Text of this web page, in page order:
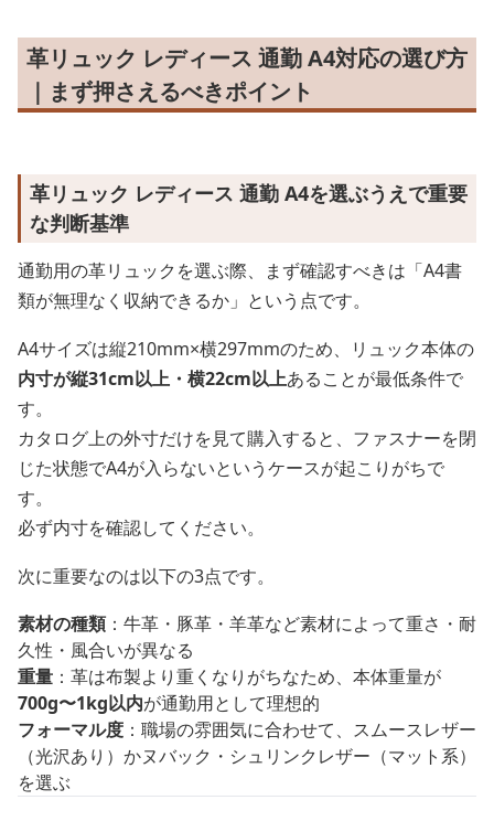
革リュック レディース 通勤 A4対応の選び方
｜まず押さえるべきポイント
革リュック レディース 通勤 A4を選ぶうえで重要
な判断基準
通勤用の革リュックを選ぶ際、まず確認すべきは「A4書
類が無理なく収納できるか」という点です。
A4サイズは縦210mm×横297mmのため、リュック本体の
内寸が縦31cm以上・横22cm以上あることが最低条件で
す。
カタログ上の外寸だけを見て購入すると、ファスナーを閉
じた状態でA4が入らないというケースが起こりがちで
す。
必ず内寸を確認してください。
次に重要なのは以下の3点です。
素材の種類：牛革・豚革・羊革など素材によって重さ・耐
久性・風合いが異なる
重量 ：革は布製より重くなりがちなため、本体重量が
700g〜1kg以内が通勤用として理想的
フォーマル度 ：職場の雰囲気に合わせて、スムースレザー
（光沢あり）かヌバック・シュリンクレザー（マット系）
を選ぶ